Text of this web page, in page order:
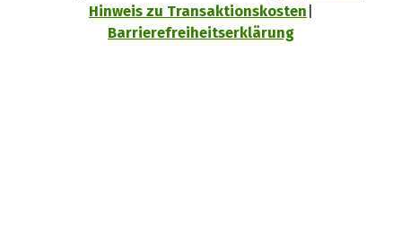
Hinweis zu Transaktionskosten
Barrierefreiheitserklärung